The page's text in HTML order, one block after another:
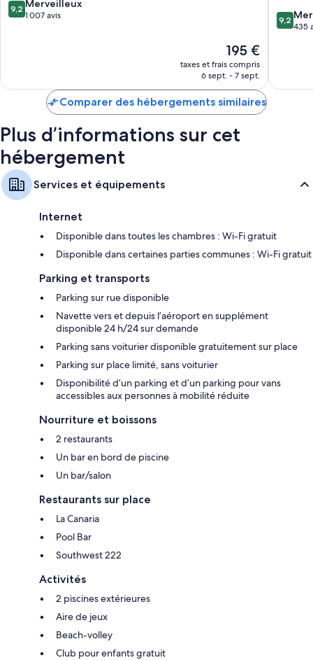
Canaria
9.2
sur
9,2 Merveilleux
1 007 avis
Le
nouveau
prix
de
195 €
taxes et frais compris
6 sept. - 7 sept.
9.2
sur
9,2
435
Comparer des hébergements similaires
Plus d’informations sur cet
hébergement
Services et équipements
Internet
Disponible dans toutes les chambres : Wi-Fi gratuit
Disponible dans certaines parties communes : Wi-Fi gratuit
Parking et transports
Parking sur rue disponible
Navette vers et depuis l’aéroport en supplément
disponible 24 h/24 sur demande
Parking sans voiturier disponible gratuitement sur place
Parking sur place limité, sans voiturier
Disponibilité d’un parking et d’un parking pour vans
accessibles aux personnes à mobilité réduite
Nourriture et boissons
2 restaurants
Un bar en bord de piscine
Un bar/salon
Restaurants sur place
La Canaria
Pool Bar
Southwest 222
Activités
2 piscines extérieures
Aire de jeux
Beach-volley
Club pour enfants gratuit